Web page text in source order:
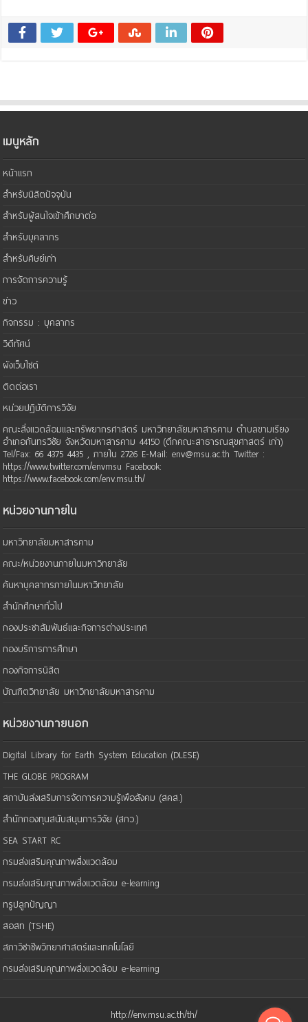
เมนูหลัก
หน้าแรก
สำหรับนิสิตปัจจุบัน
สำหรับผู้สนใจเข้าศึกษาต่อ
สำหรับบุคลากร
สำหรับศิษย์เก่า
การจัดการความรู้
ข่าว
กิจกรรม : บุคลากร
วิดีทัศน์
ผังเว็บไซต์
ติดต่อเรา
หน่วยปฏิบัติการวิจัย
คณะสิ่งแวดล้อมและทรัพยากรศาสตร์ มหาวิทยาลัยมหาสารคาม ตำบลขามเรียง
อำเภอกันทรวิชัย จังหวัดมหาสารคาม 44150 (ตึกคณะสาธารณสุขศาสตร์ เก่า)
Tel/Fax: 66 4375 4435 , ภายใน 2726 E-Mail: env@msu.ac.th Twitter :
https://www.twitter.com/envmsu Facebook:
https://www.facebook.com/env.msu.th/
หน่วยงานภายใน
มหาวิทยาลัยมหาสารคาม
คณะ/หน่วยงานภายในมหาวิทยาลัย
ค้นหาบุคลากรภายในมหาวิทยาลัย
สำนักศึกษาทั่วไป
กองประชาสัมพันธ์และกิจการต่างประเทศ
กองบริการการศึกษา
กองกิจการนิสิต
บัณฑิตวิทยาลัย มหาวิทยาลัยมหาสารคาม
หน่วยงานภายนอก
Digital Library for Earth System Education (DLESE)
THE GLOBE PROGRAM
สถาบันส่งเสริมการจัดการความรู้เพือสังคม (สคส.)
สำนักกองทุนสนับสนุนการวิจัย (สกว.)
SEA START RC
กรมส่งเสริมคุณภาพสิ่งแวดล้อม
กรมส่งเสริมคุณภาพสิ่งแวดล้อม e-learning
ทรูปลูกปัญญา
สอสท (TSHE)
สภาวิชาชีพวิทยาศาสตร์และเทคโนโลยี
กรมส่งเสริมคุณภาพสิ่งแวดล้อม e-learning
http://env.msu.ac.th/th/